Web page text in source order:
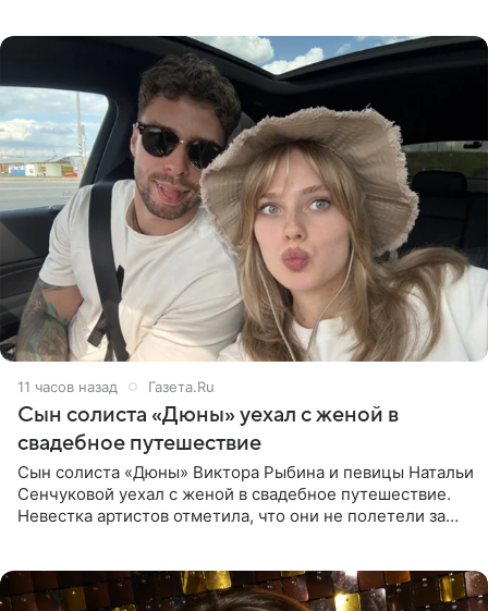
11 часов назад Газета.Ru
Сын солиста «Дюны» уехал с женой в
свадебное путешествие
Сын солиста «Дюны» Виктора Рыбина и певицы Натальи
Сенчуковой уехал с женой в свадебное путешествие.
Невестка артистов отметила, что они не полетели за